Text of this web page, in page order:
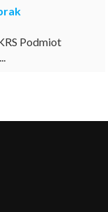
Podmiot